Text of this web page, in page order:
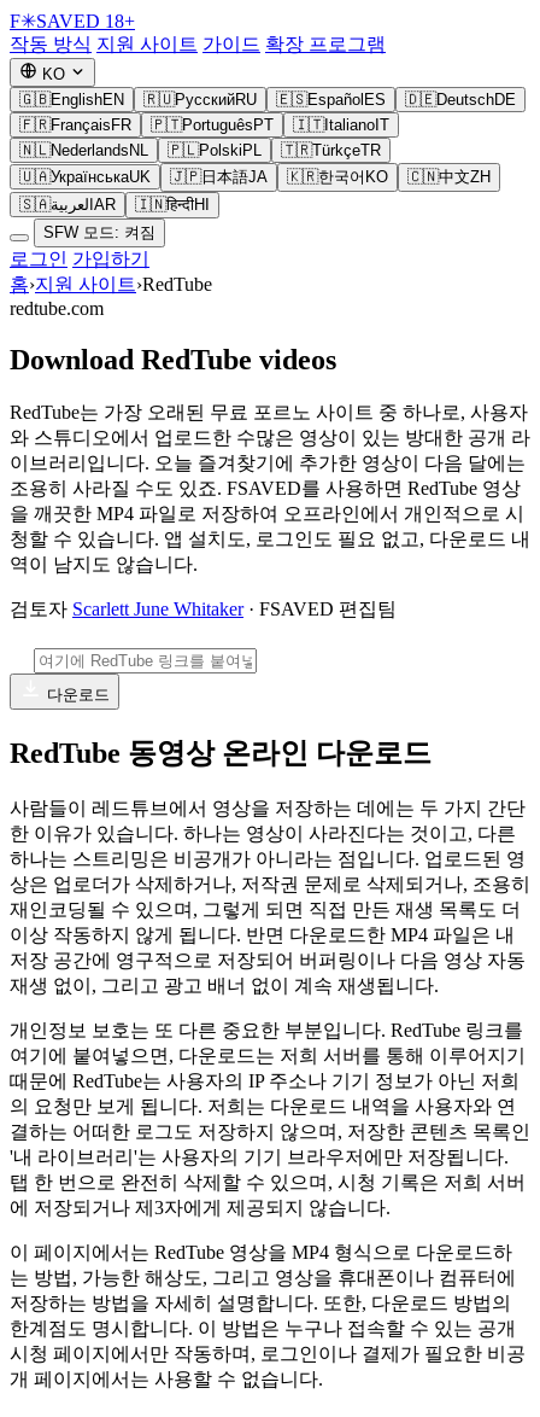
F✳SAVED 18+
작동 방식 지원 사이트 가이드 확장 프로그램
KO
🇬🇧EnglishEN 🇷🇺РусскийRU 🇪🇸Español ES 🇩🇪DeutschDE
🇫🇷Français FR 🇵🇹Português PT 🇮🇹Italiano IT
🇳🇱Nederlands NL 🇵🇱Polski PL 🇹🇷TürkçeTR
🇺🇦УкраїнськаUK 🇯🇵日本語JA 🇰🇷한국어 KO 🇨🇳中文ZH
🇸🇦العربية AR 🇮🇳हिन्दीHI
SFW 모드: 켜짐
로그인 가입하기
홈›지원 사이트›RedTube
redtube.com
Download RedTube videos
RedTube는 가장 오래된 무료 포르노 사이트 중 하나로, 사용자
와 스튜디오에서 업로드한 수많은 영상이 있는 방대한 공개 라
이브러리입니다. 오늘 즐겨찾기에 추가한 영상이 다음 달에는
조용히 사라질 수도 있죠. FSAVED를 사용하면 RedTube 영상
을 깨끗한 MP4 파일로 저장하여 오프라인에서 개인적으로 시
청할 수 있습니다. 앱 설치도, 로그인도 필요 없고, 다운로드 내
역이 남지도 않습니다.
검토자 Scarlett June Whitaker· FSAVED 편집팀
다운로드
RedTube 동영상 온라인 다운로드
사람들이 레드튜브에서 영상을 저장하는 데에는 두 가지 간단
한 이유가 있습니다. 하나는 영상이 사라진다는 것이고, 다른
하나는 스트리밍은 비공개가 아니라는 점입니다. 업로드된 영
상은 업로더가 삭제하거나, 저작권 문제로 삭제되거나, 조용히
재인코딩될 수 있으며, 그렇게 되면 직접 만든 재생 목록도 더
이상 작동하지 않게 됩니다. 반면 다운로드한 MP4 파일은 내
저장 공간에 영구적으로 저장되어 버퍼링이나 다음 영상 자동
재생 없이, 그리고 광고 배너 없이 계속 재생됩니다.
개인정보 보호는 또 다른 중요한 부분입니다. RedTube 링크를
여기에 붙여넣으면, 다운로드는 저희 서버를 통해 이루어지기
때문에 RedTube는 사용자의 IP 주소나 기기 정보가 아닌 저희
의 요청만 보게 됩니다. 저희는 다운로드 내역을 사용자와 연
결하는 어떠한 로그도 저장하지 않으며, 저장한 콘텐츠 목록인
'내 라이브러리'는 사용자의 기기 브라우저에만 저장됩니다.
탭 한 번으로 완전히 삭제할 수 있으며, 시청 기록은 저희 서버
에 저장되거나 제3자에게 제공되지 않습니다.
이 페이지에서는 RedTube 영상을 MP4 형식으로 다운로드하
는 방법, 가능한 해상도, 그리고 영상을 휴대폰이나 컴퓨터에
저장하는 방법을 자세히 설명합니다. 또한, 다운로드 방법의
한계점도 명시합니다. 이 방법은 누구나 접속할 수 있는 공개
시청 페이지에서만 작동하며, 로그인이나 결제가 필요한 비공
개 페이지에서는 사용할 수 없습니다.